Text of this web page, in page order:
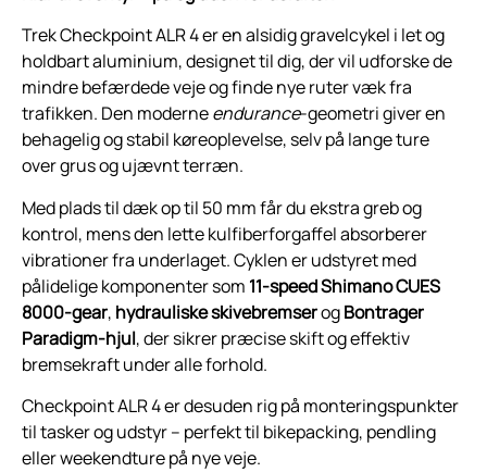
Trek Checkpoint ALR 4 er en alsidig gravelcykel i let og
holdbart aluminium, designet til dig, der vil udforske de
mindre befærdede veje og finde nye ruter væk fra
trafikken. Den moderneendurance-geometri giver en
behagelig og stabil køreoplevelse, selv på lange ture
over grus og ujævnt terræn.
Med plads til dæk op til 50 mm får du ekstra greb og
kontrol, mens den lette kulfiberforgaffel absorberer
vibrationer fra underlaget. Cyklen er udstyret med
pålidelige komponenter som 11-speed Shimano CUES
8000-gear, hydrauliske skivebremserogBontrager
Paradigm-hjul, der sikrer præcise skift og effektiv
bremsekraft under alle forhold.
Checkpoint ALR 4 er desuden rig på monteringspunkter
til tasker og udstyr – perfekt til bikepacking, pendling
eller weekendture på nye veje.